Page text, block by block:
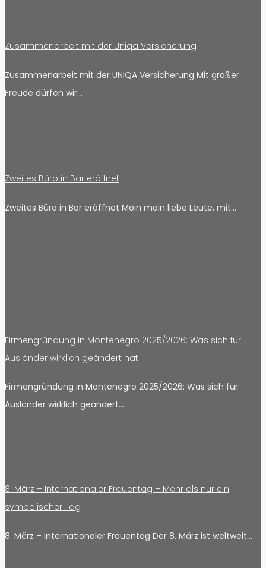
Zusammenarbeit mit der Uniqa Versicherung
Zusammenarbeit mit der UNIQA Versicherung Mit großer
Freude dürfen wir…
Zweites Büro in Bar eröffnet
Zweites Büro in Bar eröffnet Moin moin liebe Leute, mit…
Firmengründung in Montenegro 2025/2026: Was sich für
Ausländer wirklich geändert hat
Firmengründung in Montenegro 2025/2026: Was sich für
Ausländer wirklich geändert…
8. März – Internationaler Frauentag – Mehr als nur ein
symbolischer Tag
8. März – Internationaler Frauentag Der 8. März ist weltweit…